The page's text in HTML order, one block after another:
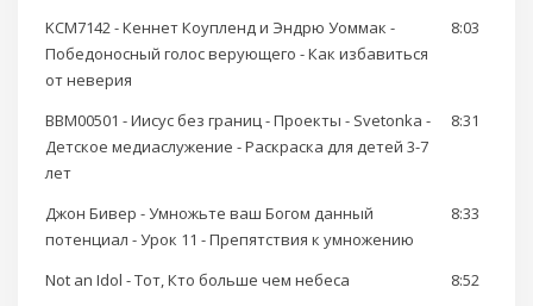
KCM7142 - Кеннет Коупленд и Эндрю Уоммак -
Победоносный голос верующего - Как избавиться
от неверия
8:03
BBM00501 - Иисус без границ - Проекты - Svetonka -
Детское медиаслужение - Раскраска для детей 3-7
лет
8:31
Джон Бивер - Умножьте ваш Богом данный
потенциал - Урок 11 - Препятствия к умножению
8:33
Not an Idol - Тот, Кто больше чем небеса
8:52